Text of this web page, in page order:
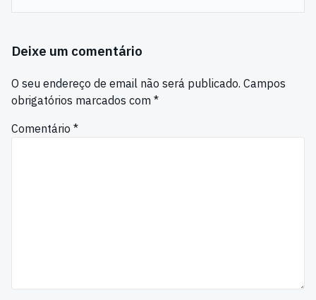
Deixe um comentário
O seu endereço de email não será publicado. Campos
obrigatórios marcados com *
Comentário *